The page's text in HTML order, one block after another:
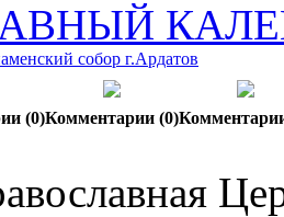
собор г.Ардатов
(0)Комментарии (0)